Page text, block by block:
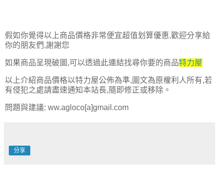
假如你覺得以上商品價格非常便宜超值划算優惠,歡迎分享給
你的朋友們,謝謝您
如果商品呈現破圖,可以透過此連結找尋你要的商品特力屋
以上介紹商品價格以特力屋公佈為準,圖文為原權利人所有,若
有侵犯之處請盡速通知本站長,隨即修正或移除。
問題與建議: ww.agloco[a]gmail.com
分享